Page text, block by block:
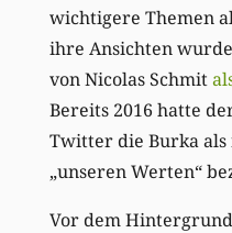
wichtigere Themen
ihre Ansichten
von Nicolas Schmit
Bereits 2016 hatte
Twitter die Burka
„unseren Werten“
Vor dem